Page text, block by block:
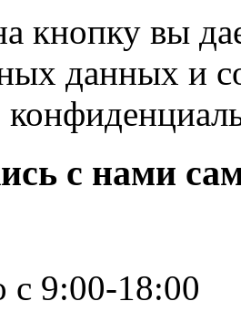
кнопку вы
данных и
с нами
с 9:00-18:00